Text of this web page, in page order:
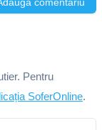
Pentru
SoferOnline.